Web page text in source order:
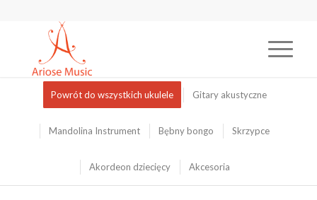
Powrót do wszystkich ukulele Gitary akustyczne
Mandolina Instrument Bębny bongo Skrzypce
Akordeon dziecięcy Akcesoria